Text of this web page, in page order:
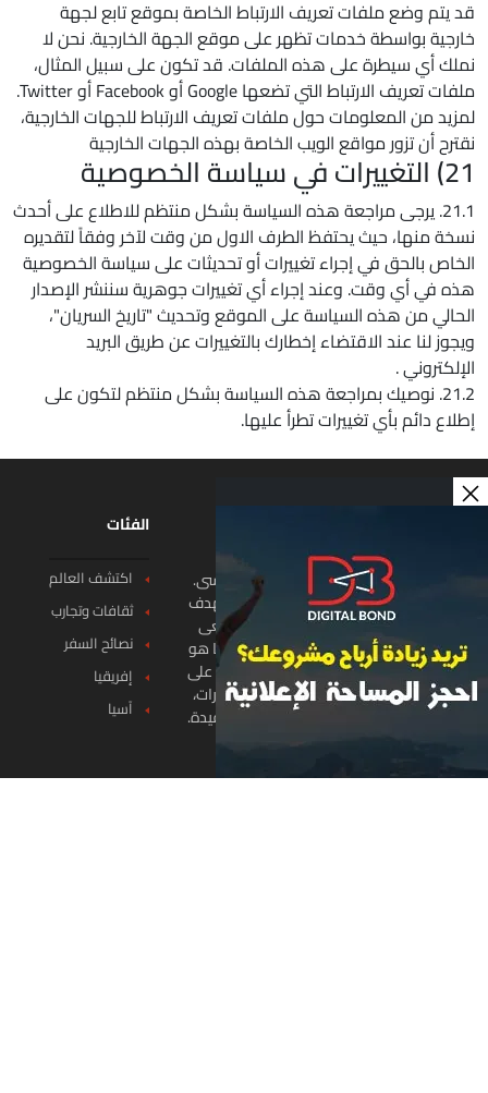
قد يتم وضع ملفات تعريف الارتباط الخاصة بموقع تابع لجهة
خارجية بواسطة خدمات تظهر على موقع الجهة الخارجية. نحن لا
نملك أي سيطرة على هذه الملفات. قد تكون على سبيل المثال،
ملفات تعريف الارتباط التي تضعها Google أو Facebook أو Twitter.
لمزيد من المعلومات حول ملفات تعريف الارتباط للجهات الخارجية،
نقترح أن تزور مواقع الويب الخاصة بهذه الجهات الخارجية
21) التغييرات في سياسة الخصوصية
21.1. يرجى مراجعة هذه السياسة بشكل منتظم للاطلاع على أحدث
نسخة منها، حيث يحتفظ الطرف الاول من وقت لآخر وفقاً لتقديره
الخاص بالحق في إجراء تغييرات أو تحديثات على سياسة الخصوصية
هذه في أي وقت. وعند إجراء أي تغييرات جوهرية سننشر الإصدار
الحالي من هذه السياسة على الموقع وتحديث "تاريخ السريان"،
ويجوز لنا عند الاقتضاء إخطارك بالتغييرات عن طريق البريد
الإلكتروني .
21.2. نوصيك بمراجعة هذه السياسة بشكل منتظم لتكون على
إطلاع دائم بأي تغييرات تطرأ عليها.
هنا ستبدأ مغامراتكم وتنتهي بذكريات لا تُنسى.
نحن فريق من عشاق السفر والمغامرات، نهدف
إلى تقديم محتوى ثري وملهم لكل من يسعى
لاكتشاف جمال هذا العالم الواسع. موقعنا هو
دليلك الشامل لكل ما يخص السفر، ويحتوي على
معلومات متنوعة حول مختلف الدول والقارات،
فضلاً عن الأنشطة المثيرة وحيل السفر المفيدة.
الفئات
اكتشف العالم
ثقافات وتجارب
نصائح السفر
إفريقيا
آسيا